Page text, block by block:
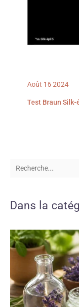
Août 162024
Test Braun
Dans la